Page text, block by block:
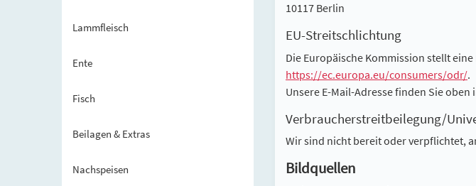
Lammfleisch
Ente
Fisch
Beilagen & Extras
Nachspeisen
10117 Berlin
EU-Streitschlichtung
Die Europäische Kommission stellt
https://ec.europa.eu/consumers/odr/.
Unsere E-Mail-Adresse finden Sie oben
Verbraucherstreitbeilegung/
Wir sind nicht bereit oder verpflichtet,
Bildquellen